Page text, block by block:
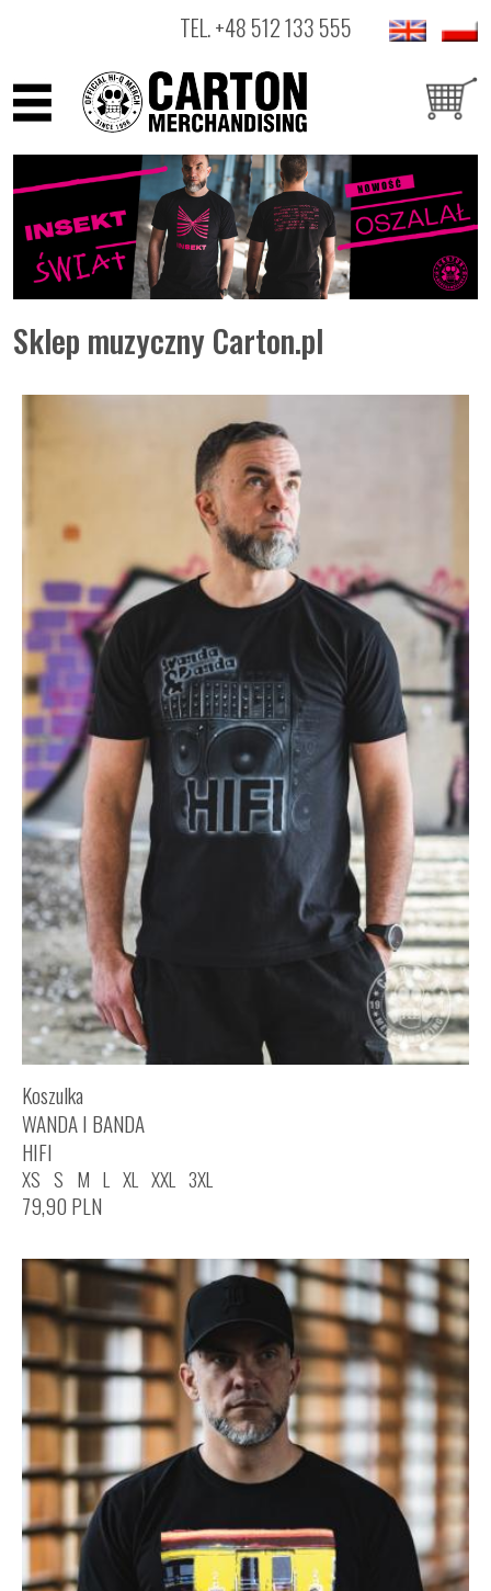
TEL.+48 512 133 555
ARTYŚCI
PRODUKTY
OUTLET
Sklep muzyczny Carton.pl
Koszulka
WANDA I BANDA
HIFI
XS S M L XL XXL 3XL
79,90 PLN